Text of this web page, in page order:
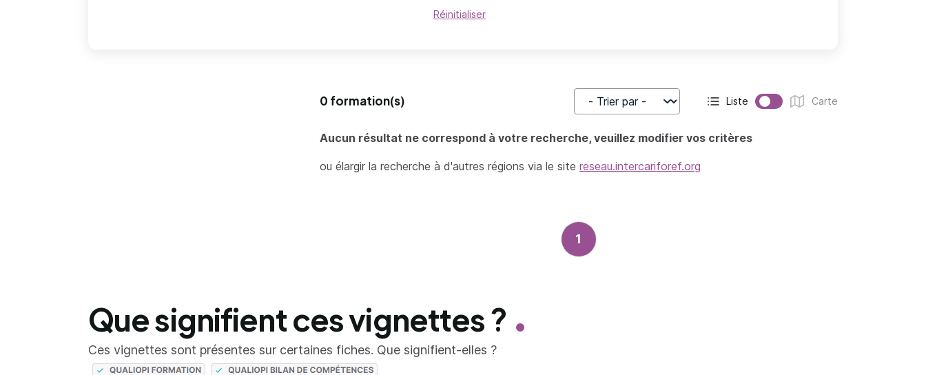
Réinitialiser
0 formation(s)
Trier par Affichage actif :
Liste
Affichage :
Carte
Aucun résultat ne correspond à votre recherche, veuillez modifier vos critères
ou élargir la recherche à d'autres régions via le site reseau.intercariforef.org
1
Que signifient ces vignettes ?
Ces vignettes sont présentes sur certaines fiches. Que signifient-elles ?